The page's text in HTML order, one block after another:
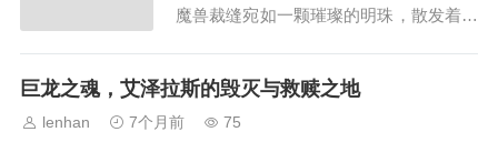
魔兽裁缝宛如一颗璀璨的明珠，散发着独
裁缝，这一古老而神秘的技艺，在魔兽的
巨龙之魂，艾泽拉斯的毁灭与救赎之地
lenhan 7个月前 75